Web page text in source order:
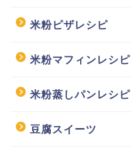
米粉ピザレシピ
米粉マフィンレシピ
米粉蒸しパンレシピ
豆腐スイーツ